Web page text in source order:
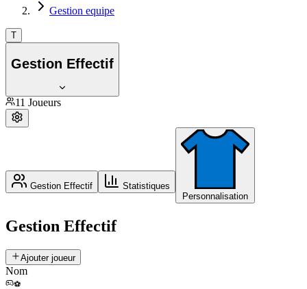
Gestion equipe
T
Gestion Effectif
11 Joueurs
Gestion Effectif
Statistiques
Personnalisation
Gestion Effectif
Ajouter joueur
Nom
⚽